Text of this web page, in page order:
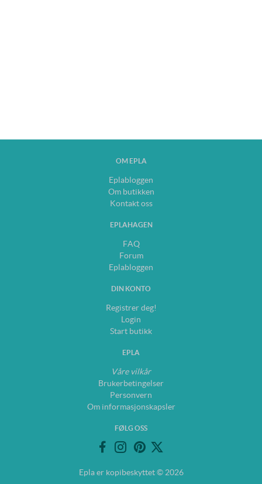
OM EPLA
Eplabloggen
Om butikken
Kontakt oss
EPLAHAGEN
FAQ
Forum
Eplabloggen
DIN KONTO
Registrer deg!
Login
Start butikk
EPLA
Våre vilkår
Brukerbetingelser
Personvern
Om informasjonskapsler
FØLG OSS
Epla er kopibeskyttet © 2026